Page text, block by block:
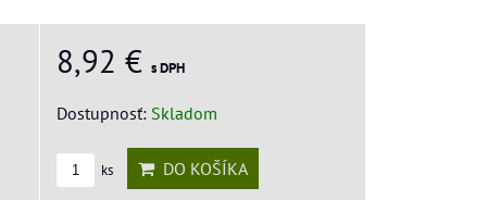
8,92 €s DPH
Dostupnosť: Skladom
ks DO KOŠÍKA